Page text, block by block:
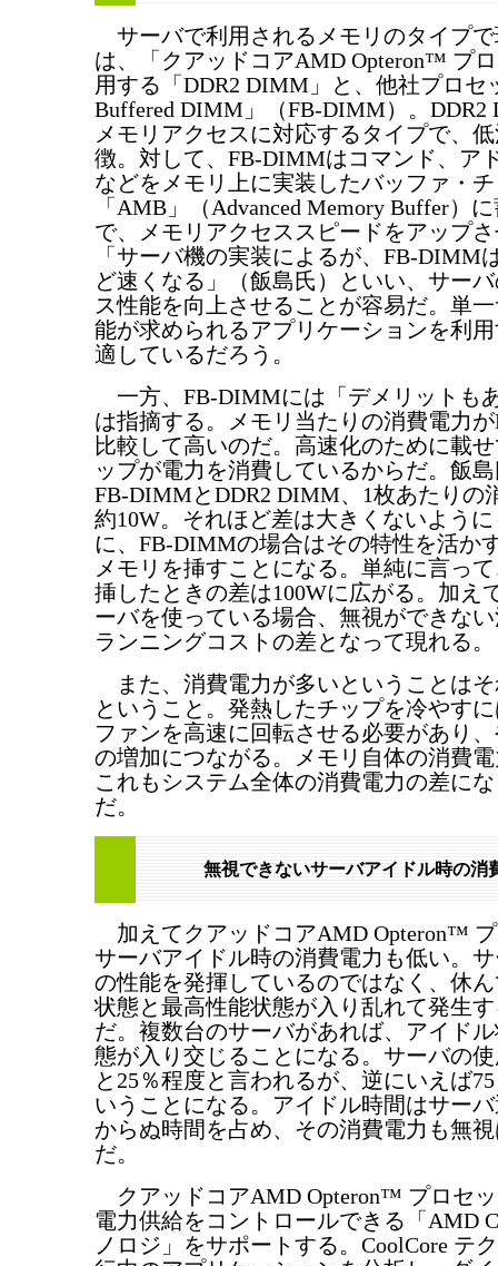
サーバで利用されるメモリのタイプ
は、「クアッドコアAMD Opteron™ プ
用する「DDR2 DIMM」と、他社プロセ
Buffered DIMM」（FB-DIMM）。DDR2
メモリアクセスに対応するタイプで、
徴。対して、FB-DIMMはコマンド、ア
などをメモリ上に実装したバッファ・
「AMB」（Advanced Memory Buffer）
で、メモリアクセススピードをアップ
「サーバ機の実装によるが、FB-DIMM
ど速くなる」（飯島氏）といい、サー
ス性能を向上させることが容易だ。単
能が求められるアプリケーションを利
適しているだろう。
一方、FB-DIMMには「デメリットも
は指摘する。メモリ当たりの消費電力
比較して高いのだ。高速化のために載
ップが電力を消費しているからだ。飯
FB-DIMMとDDR2 DIMM、1枚あたりの
約10W。それほど差は大きくないよう
に、FB-DIMMの場合はその特性を活か
メモリを挿すことになる。単純に言っ
挿したときの差は100Wに広がる。加え
ーバを使っている場合、無視ができな
ランニングコストの差となって現れる。
また、消費電力が多いということは
ということ。発熱したチップを冷やす
ファンを高速に回転させる必要があり
の増加につながる。メモリ自体の消費
これもシステム全体の消費電力の差に
だ。
無視できないサーバアイドル時の消
加えてクアッドコアAMD Opteron™
サーバアイドル時の消費電力も低い。
の性能を発揮しているのではなく、休
状態と最高性能状態が入り乱れて発生
だ。複数台のサーバがあれば、アイド
態が入り交じることになる。サーバの
と25％程度と言われるが、逆にいえば
いうことになる。アイドル時間はサー
からぬ時間を占め、その消費電力も無
だ。
クアッドコアAMD Opteron™ プロセ
電力供給をコントロールできる「AMD
ノロジ」をサポートする。CoolCore テ